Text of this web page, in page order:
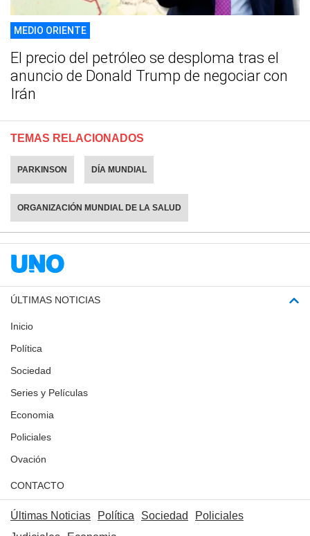
MEDIO ORIENTE
El precio del petróleo se desploma tras el
anuncio de Donald Trump de negociar con
Irán
TEMAS RELACIONADOS
PARKINSON DÍA MUNDIAL
ORGANIZACIÓN MUNDIAL DE LA SALUD
ÚLTIMAS NOTICIAS
Inicio
Política
Sociedad
Series y Películas
Economia
Policiales
Ovación
CONTACTO
Últimas Noticias Política Sociedad
Policiales